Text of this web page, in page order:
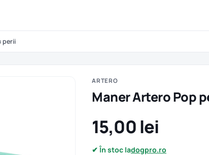
perii
ARTERO
Maner Artero Pop
15,00 lei
✔ În stoc ladogpro.ro